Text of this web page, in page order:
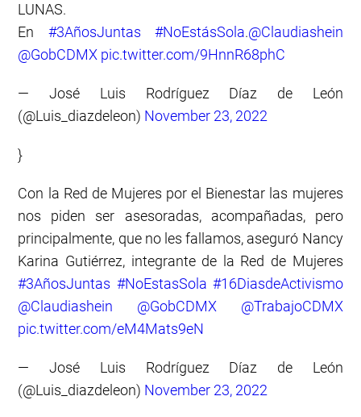
LUNAS.
En #3AñosJuntas #NoEstásSola.@Claudiashein
@GobCDMX pic.twitter.com/9HnnR68phC
— José Luis Rodríguez Díaz de León
(@Luis_diazdeleon) November 23, 2022
}
Con la Red de Mujeres por el Bienestar las mujeres
nos piden ser asesoradas, acompañadas, pero
principalmente, que no les fallamos, aseguró Nancy
Karina Gutiérrez, integrante de la Red de Mujeres
#3AñosJuntas #NoEstasSola #16DiasdeActivismo
@Claudiashein
@GobCDMX
@TrabajoCDMX
pic.twitter.com/eM4Mats9eN
— José Luis Rodríguez Díaz de León
(@Luis_diazdeleon) November 23, 2022